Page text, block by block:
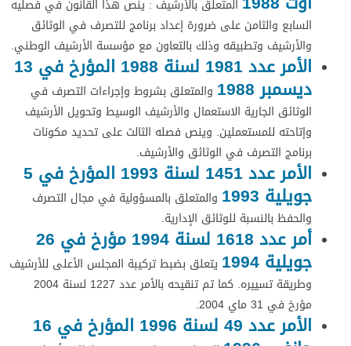
المتعلق بالأرشيف : ينص هذا القانون في فصليه
السابع والثامن على ضرورة إعداد برنامج للتصرف في الوثائق
والأرشيف وتطبيقه وذلك بالتعاون مع مؤسسة الأرشيف الوطني.
الأمر عدد 1981 لسنة 1988 المؤرخ في 13
ديسمبر 1988
والمتعلق بشروط وإجراءات التصرف في
الوثائق الجارية الاستعمال والأرشيف الوسيط وتحويل الأرشيف
وإتاحته للمستعملين. وينص فصله الثالث على تحديد مكونات
برنامج التصرف في الوثائق والأرشيف.
الأمر عدد 1451 لسنة 1993 المؤرخ في 5
جويلية 1993
والمتعلق بالمسؤولية في مجال التصرف
والحفظ بالنسبة للوثائق الإدارية.
أمر عدد 1618 لسنة 1994 مؤرخ في 26
جويلية 1994 يتعلق بضبط تركيبة المجلس الأعلى للأرشيف
وطريقة تسييره. كما تم تنقيحه بالأمر عدد 1227 لسنة 2004
مؤرخ في 31 ماي 2004.
الأمر عدد 49 لسنة 1996 المؤرخ في 16